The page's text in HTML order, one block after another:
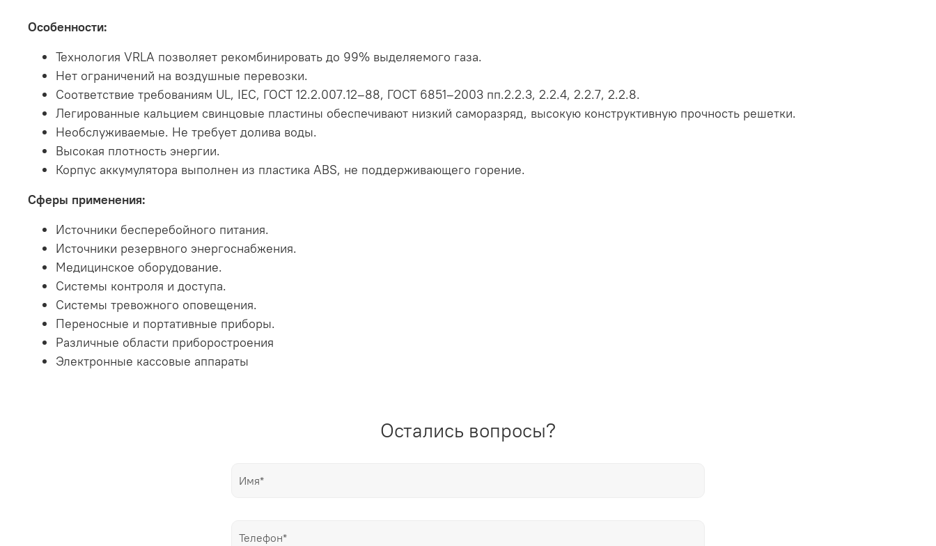
Особенности:
Технология VRLA позволяет рекомбинировать до 99% выделяемого газа.
Нет ограничений на воздушные перевозки.
Соответствие требованиям UL, IEC, ГОСТ 12.2.007.12–88, ГОСТ 6851–2003 пп.2.2.3, 2.2.4, 2.2.7, 2.2.8.
Легированные кальцием свинцовые пластины обеспечивают низкий саморазряд, высокую конструктивную прочность решетки.
Необслуживаемые. Не требует долива воды.
Высокая плотность энергии.
Корпус аккумулятора выполнен из пластика ABS, не поддерживающего горение.
Сферы применения:
Источники бесперебойного питания.
Источники резервного энергоснабжения.
Медицинское оборудование.
Системы контроля и доступа.
Системы тревожного оповещения.
Переносные и портативные приборы.
Различные области приборостроения
Электронные кассовые аппараты
Остались вопросы?